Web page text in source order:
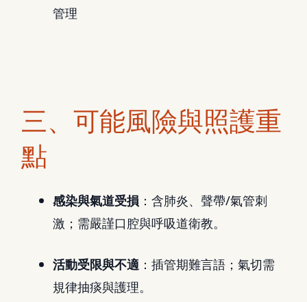
管理
三、可能風險與照護重
點
感染與氣道受損 ：含肺炎、聲帶/氣管刺
激；需嚴謹口腔與呼吸道衛教。
活動受限與不適：插管期難言語；氣切需
規律抽痰與護理。